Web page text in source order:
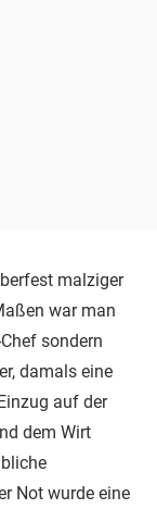
malziger
war man
sondern
damals eine
auf der
dem Wirt
Not wurde eine